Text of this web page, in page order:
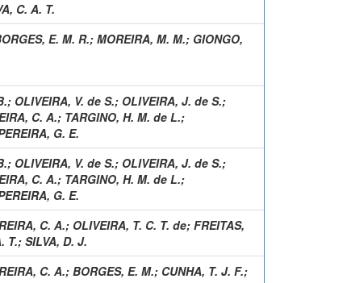
C. A. T.
E. M. R.; MOREIRA, M. M.; GIONGO,
; OLIVEIRA, V. de S.; OLIVEIRA, J. de S.;
C. A.; TARGINO, H. M. de L.;
G. E.
; OLIVEIRA, V. de S.; OLIVEIRA, J. de S.;
C. A.; TARGINO, H. M. de L.;
G. E.
C. A.; OLIVEIRA, T. C. T. de; FREITAS,
T.; SILVA, D. J.
C. A.; BORGES, E. M.; CUNHA, T. J. F.;